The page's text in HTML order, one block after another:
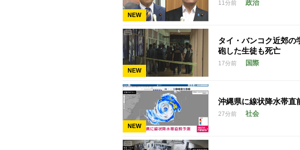
NEW
11分前 政治
NEW
タイ・バンコク近郊
砲した生徒も死亡
17分前 国際
NEW
沖縄県に線状降水帯
27分前 社会